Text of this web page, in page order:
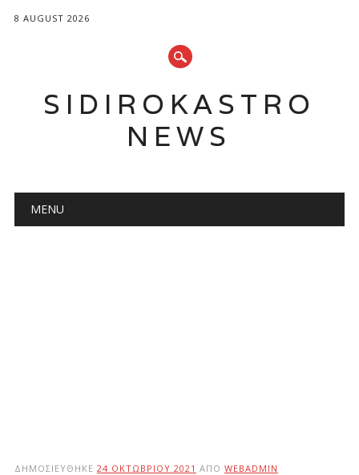
8 AUGUST 2026
SIDIROKASTRO
NEWS
Main menu
MENU
ΔΗΜΟΣΙΕΎΘΗΚΕ 24 ΟΚΤΩΒΡΊΟΥ 2021 ΑΠΌ WEBADMIN